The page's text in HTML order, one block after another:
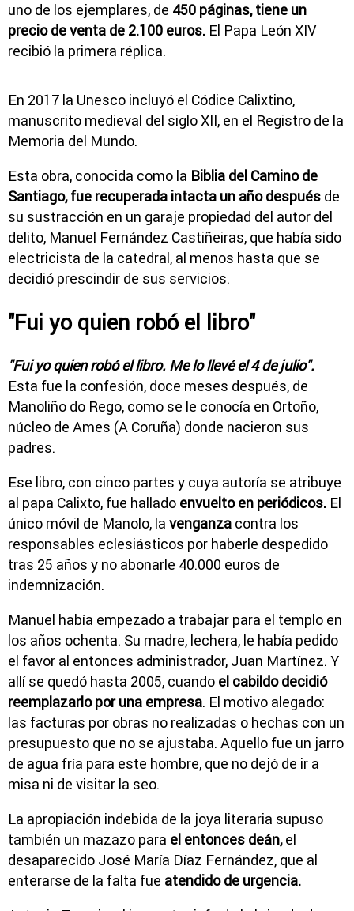
uno de los ejemplares, de 450 páginas, tiene un
precio de venta de 2.100 euros. El Papa León XIV
recibió la primera réplica.
En 2017 la Unesco incluyó el Códice Calixtino,
manuscrito medieval del siglo XII, en el Registro de la
Memoria del Mundo.
Esta obra, conocida como la Biblia del Camino de
Santiago, fue recuperada intacta un año después de
su sustracción en un garaje propiedad del autor del
delito, Manuel Fernández Castiñeiras, que había sido
electricista de la catedral, al menos hasta que se
decidió prescindir de sus servicios.
"Fui yo quien robó el libro"
"Fui yo quien robó el libro. Me lo llevé el 4 de julio".
Esta fue la confesión, doce meses después, de
Manoliño do Rego, como se le conocía en Ortoño,
núcleo de Ames (A Coruña) donde nacieron sus
padres.
Ese libro, con cinco partes y cuya autoría se atribuye
al papa Calixto, fue hallado envuelto en periódicos. El
único móvil de Manolo, la venganza contra los
responsables eclesiásticos por haberle despedido
tras 25 años y no abonarle 40.000 euros de
indemnización.
Manuel había empezado a trabajar para el templo en
los años ochenta. Su madre, lechera, le había pedido
el favor al entonces administrador, Juan Martínez. Y
allí se quedó hasta 2005, cuando el cabildo decidió
reemplazarlo por una empresa. El motivo alegado:
las facturas por obras no realizadas o hechas con un
presupuesto que no se ajustaba. Aquello fue un jarro
de agua fría para este hombre, que no dejó de ir a
misa ni de visitar la seo.
La apropiación indebida de la joya literaria supuso
también un mazazo para el entonces deán,el
desaparecido José María Díaz Fernández, que al
enterarse de la falta fue atendido de urgencia.